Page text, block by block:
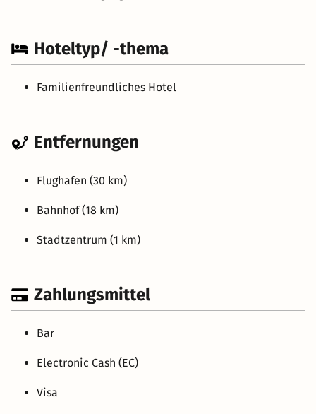
Hoteltyp/ -thema
Familienfreundliches Hotel
Entfernungen
Flughafen (30 km)
Bahnhof (18 km)
Stadtzentrum (1 km)
Zahlungsmittel
Bar
Electronic Cash (EC)
Visa